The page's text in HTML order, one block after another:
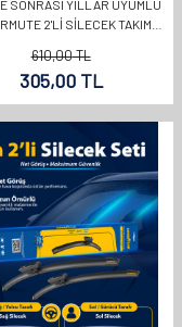
SONRASI YILLAR UYUMLU
2'LI SILECEK TAKIMI
610,00TL
305,00TL